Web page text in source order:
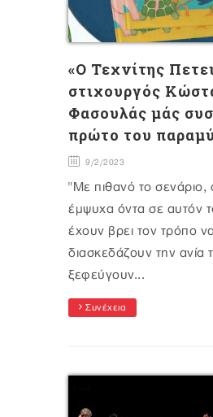
«Ο Τεχνίτης
στιχουργός
Φασουλάς μάς
πρώτο του
9/2/2023
"Με πιθανό το σενάριο,
έμψυχα όντα σε αυτόν
έχουν βρει τον τρόπο να
διασκεδάζουν την ανία
ξεφεύγουν...
Συνέχεια